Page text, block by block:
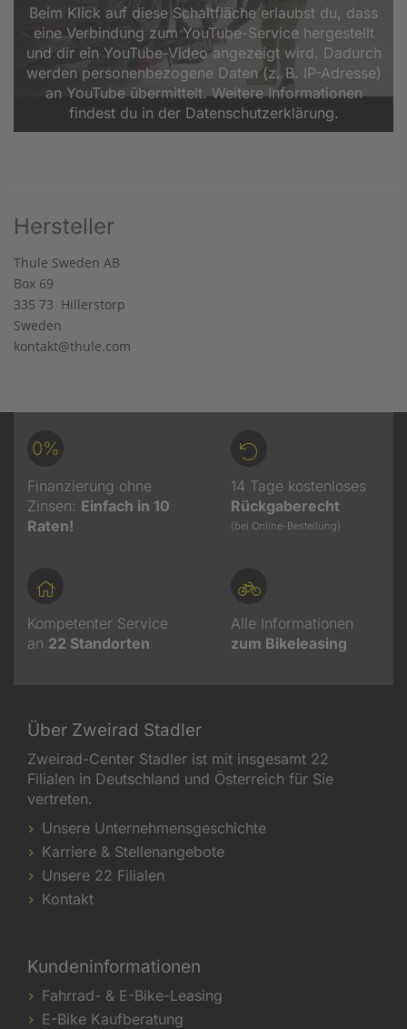
Beim Klick auf diese Schaltfläche erlaubst du, dass
eine Verbindung zum YouTube-Service hergestellt
und dir ein YouTube-Video angezeigt wird. Dadurch
werden personenbezogene Daten (z. B. IP-Adresse)
an YouTube übermittelt. Weitere Informationen
findest du in der Datenschutzerklärung.
Hersteller
Thule Sweden AB
Box 69
335 73 Hillerstorp
Sweden
kontakt@thule.com
0%
Finanzierung ohne
Zinsen: Einfach in 10
Raten!
14 Tage kostenloses
Rückgaberecht
(bei Online-Bestellung)
Kompetenter Service
an 22 Standorten
Alle Informationen
zum Bikeleasing
Über Zweirad Stadler
Zweirad-Center Stadler ist mit insgesamt 22
Filialen in Deutschland und Österreich für Sie
vertreten.
Unsere Unternehmensgeschichte
Karriere & Stellenangebote
Unsere 22 Filialen
Kontakt
Kundeninformationen
Fahrrad- & E-Bike-Leasing
E-Bike Kaufberatung